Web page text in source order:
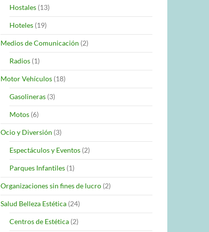
Hostales (13)
Hoteles (19)
Medios de Comunicación (2)
Radios (1)
Motor Vehículos (18)
Gasolineras (3)
Motos (6)
Ocio y Diversión (3)
Espectáculos y Eventos (2)
Parques Infantiles (1)
Organizaciones sin fines de lucro (2)
Salud Belleza Estética (24)
Centros de Estética (2)